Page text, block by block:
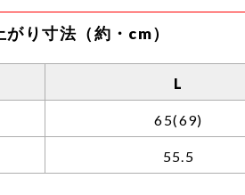
す。
まうのを防ぐため。
り寸法（約・cm）
L
65(69)
55.5